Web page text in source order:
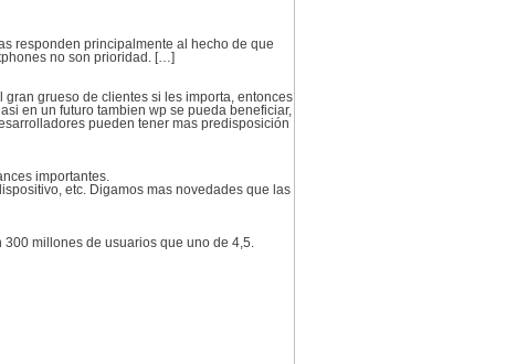
responden principalmente al hecho de que
no son prioridad. […]
grueso de clientes si les importa, entonces
en un futuro tambien wp se pueda beneficiar,
pueden tener mas predisposición
importantes.
etc. Digamos mas novedades que las
millones de usuarios que uno de 4,5.